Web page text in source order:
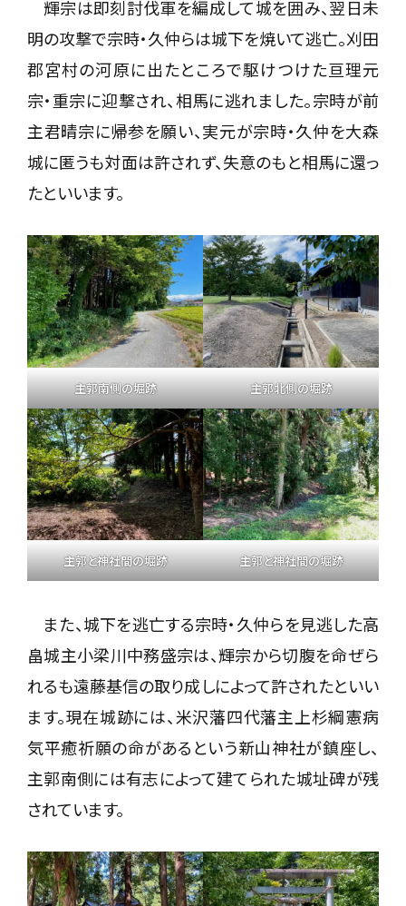
輝宗は即刻討伐軍を編成して城を囲み、翌日未
明の攻撃で宗時・久仲らは城下を焼いて逃亡。刈田
郡宮村の河原に出たところで駆けつけた亘理元
宗・重宗に迎撃され、相馬に逃れました。宗時が前
主君晴宗に帰参を願い、実元が宗時・久仲を大森
城に匿うも対面は許されず、失意のもと相馬に還っ
たといいます。
主郭南側の堀跡 主郭北側の堀跡
主郭と神社間の堀跡 主郭と神社間の堀跡
また、城下を逃亡する宗時・久仲らを見逃した高
畠城主小梁川中務盛宗は、輝宗から切腹を命ぜら
れるも遠藤基信の取り成しによって許されたといい
ます。現在城跡には、米沢藩四代藩主上杉綱憲病
気平癒祈願の命があるという新山神社が鎮座し、
主郭南側には有志によって建てられた城址碑が残
されています。